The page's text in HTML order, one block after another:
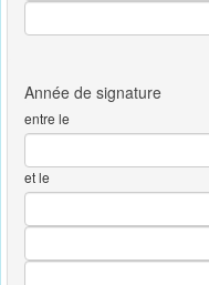
entre le
et le